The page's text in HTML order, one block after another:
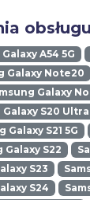
A54 5G
Galaxy Note20
Galaxy
S20 Ultra
Galaxy S21 5G
Galaxy S22
S23
S24